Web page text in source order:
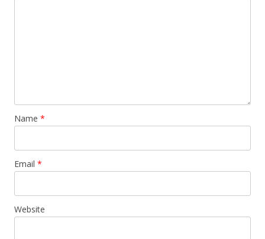
Name *
Email *
Website